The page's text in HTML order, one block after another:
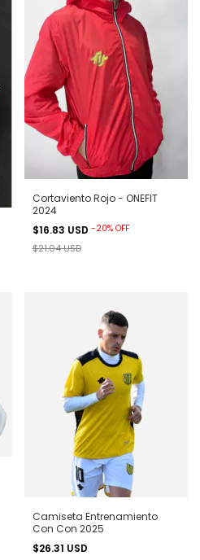
Cortaviento Rojo - ONEFIT
2024
$16.83 USD -20% OFF
$21.04 USD
Camiseta Entrenamiento
Con Con 2025
$26.31 USD